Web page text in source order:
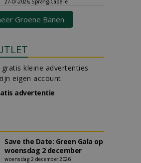
27-07-2026, Sprang-Capelle
Groene Banen
gratis kleine advertenties
eigen account.
advertentie
Save the Date: Green Gala op
woensdag 2 december
woensdag 2 december 2026